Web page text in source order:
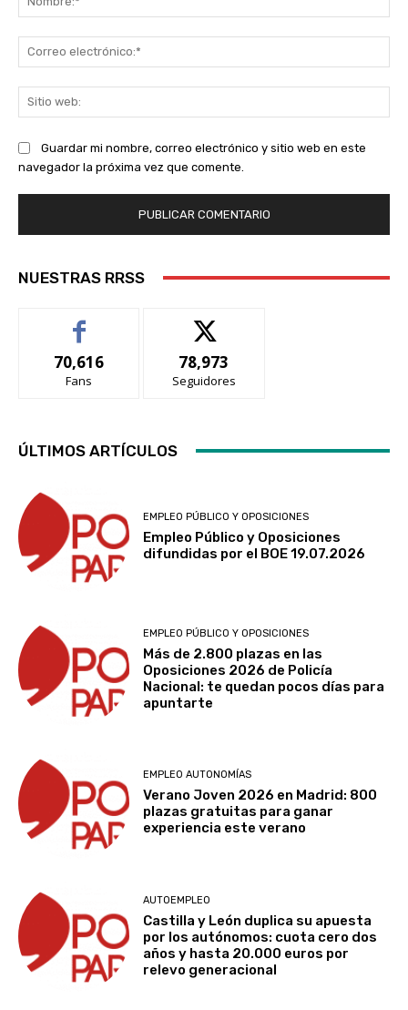
Guardar mi nombre, correo electrónico y sitio web en este
navegador la próxima vez que comente.
NUESTRAS RRSS
70,616
Fans
78,973
Seguidores
ÚLTIMOS ARTÍCULOS
EMPLEO PÚBLICO Y OPOSICIONES
Empleo Público y Oposiciones
difundidas por el BOE 19.07.2026
EMPLEO PÚBLICO Y OPOSICIONES
Más de 2.800 plazas en las
Oposiciones 2026 de Policía
Nacional: te quedan pocos días para
apuntarte
EMPLEO AUTONOMÍAS
Verano Joven 2026 en Madrid: 800
plazas gratuitas para ganar
experiencia este verano
AUTOEMPLEO
Castilla y León duplica su apuesta
por los autónomos: cuota cero dos
años y hasta 20.000 euros por
relevo generacional